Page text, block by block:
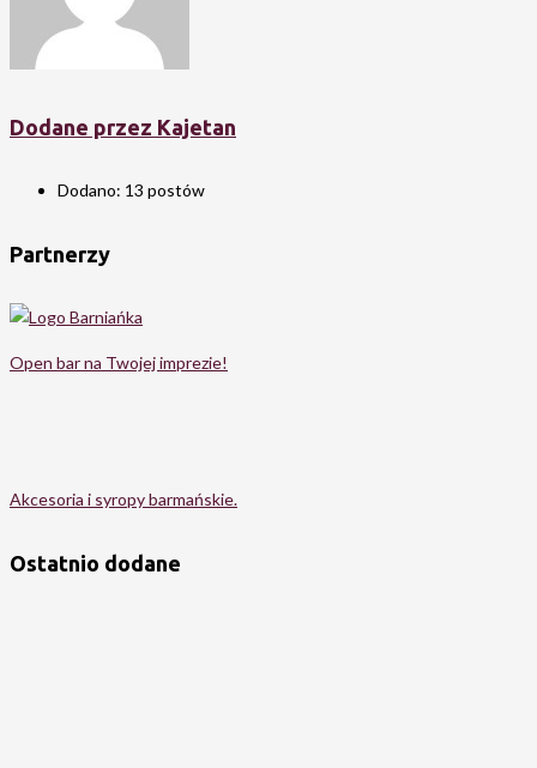
Dodane przez Kajetan
Dodano: 13 postów
Partnerzy
Open bar na Twojej imprezie!
Akcesoria i syropy barmańskie.
Ostatnio dodane